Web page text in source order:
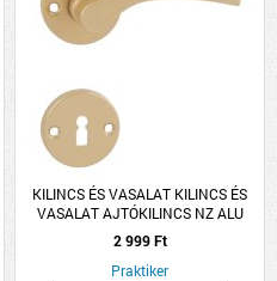
KILINCS ÉS VASALAT KILINCS ÉS
VASALAT AJTÓKILINCS NZ ALU
ARANY LANA ROZETTÁS
2 999 Ft
Praktiker